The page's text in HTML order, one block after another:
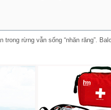
rừng vẫn sống “nhăn răng”.